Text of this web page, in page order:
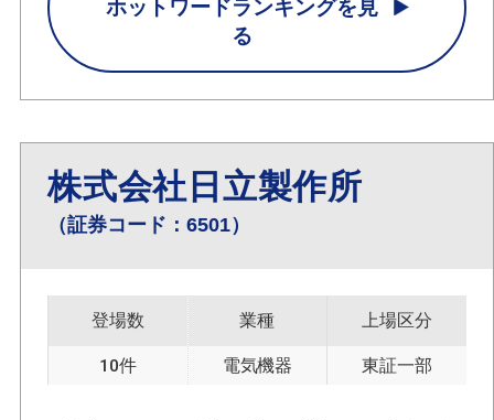
ホットワードランキングを見
る
株式会社日立製作所
（証券コード：6501）
登場数
10件
業種
電気機器
上場区分
東証一部